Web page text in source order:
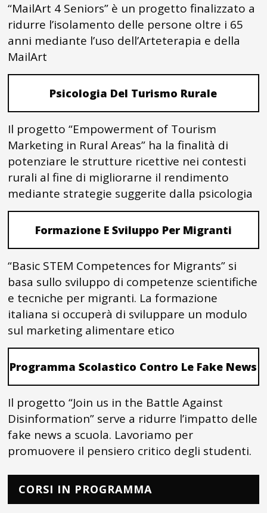
“MailArt 4 Seniors” è un progetto finalizzato a
ridurre l’isolamento delle persone oltre i 65
anni mediante l’uso dell’Arteterapia e della
MailArt
Psicologia Del Turismo Rurale
Il progetto “Empowerment of Tourism
Marketing in Rural Areas” ha la finalità di
potenziare le strutture ricettive nei contesti
rurali al fine di migliorarne il rendimento
mediante strategie suggerite dalla psicologia
Formazione E Sviluppo Per Migranti
“Basic STEM Competences for Migrants” si
basa sullo sviluppo di competenze scientifiche
e tecniche per migranti. La formazione
italiana si occuperà di sviluppare un modulo
sul marketing alimentare etico
Programma Scolastico Contro Le Fake News
Il progetto “Join us in the Battle Against
Disinformation” serve a ridurre l’impatto delle
fake news a scuola. Lavoriamo per
promuovere il pensiero critico degli studenti.
CORSI IN PROGRAMMA